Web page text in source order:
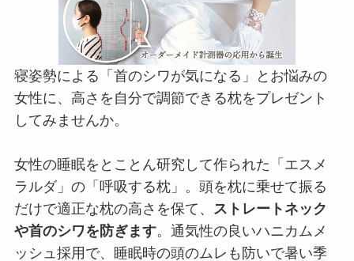
寝姿勢による「首のシワが気になる」とお悩みの
女性に、高さを自分で調節できる枕をプレゼント
してみませんか。
女性の睡眠をとことん研究して作られた「エスメ
ラルダ」の「呼吸する枕」。頭を枕に乗せて振る
だけで適正な枕の高さを保て、
ストレートネック
や首のシワを防ぎます。通気性の良いハニカムメ
ッシュ採用で、睡眠時の頭のムレも防いで暑い季